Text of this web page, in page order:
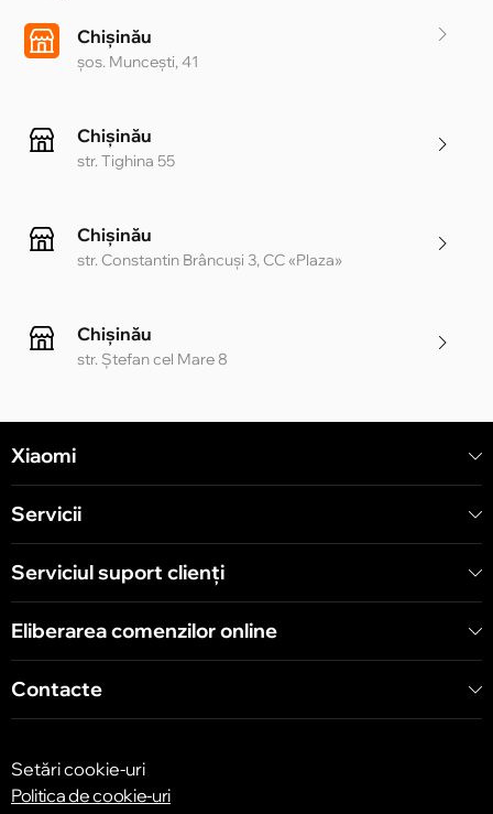
Chișinău
șos. Muncești, 41
Chișinău
str. Tighina 55
Chișinău
str. Constantin Brâncuși 3, CC «Plaza»
Chișinău
str. Ștefan cel Mare 8
Chișinău
str. Arborilor 21, CC «Shopping MallDova»
Xiaomi
Servicii
Serviciul suport clienţi
Eliberarea comenzilor online
Contacte
Setări cookie-uri
Politica de cookie-uri